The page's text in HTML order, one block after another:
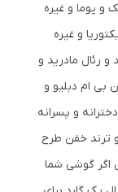
پوما و غیره
و غیره
رئال مادرید و
بی ام دبلیو و
و پسرانه
ترند خفن طرح
اگر گوشی شما